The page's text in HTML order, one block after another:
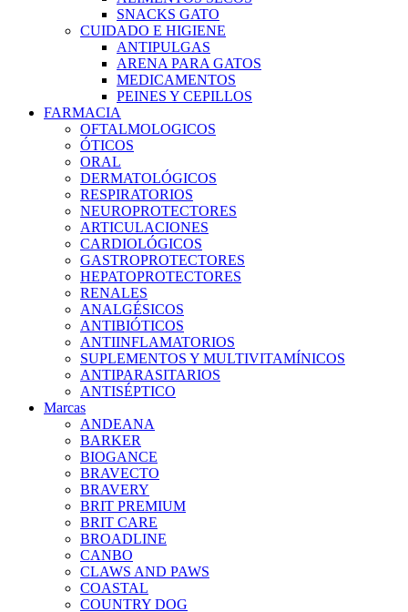
SNACKS GATO
CUIDADO E HIGIENE
ANTIPULGAS
ARENA PARA GATOS
MEDICAMENTOS
PEINES Y CEPILLOS
FARMACIA
OFTALMOLOGICOS
ÓTICOS
ORAL
DERMATOLÓGICOS
RESPIRATORIOS
NEUROPROTECTORES
ARTICULACIONES
CARDIOLÓGICOS
GASTROPROTECTORES
HEPATOPROTECTORES
RENALES
ANALGÉSICOS
ANTIBIÓTICOS
ANTIINFLAMATORIOS
SUPLEMENTOS Y MULTIVITAMÍNICOS
ANTIPARASITARIOS
ANTISÉPTICO
Marcas
ANDEANA
BARKER
BIOGANCE
BRAVECTO
BRAVERY
BRIT PREMIUM
BRIT CARE
BROADLINE
CANBO
CLAWS AND PAWS
COASTAL
COUNTRY DOG